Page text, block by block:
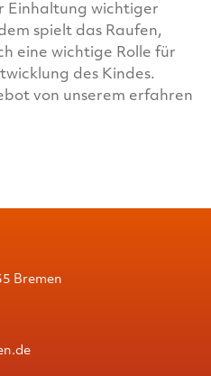
Einhaltung wichtiger
spielt das Raufen,
eine wichtige Rolle für
des Kindes.
von unserem erfahren
Bremen